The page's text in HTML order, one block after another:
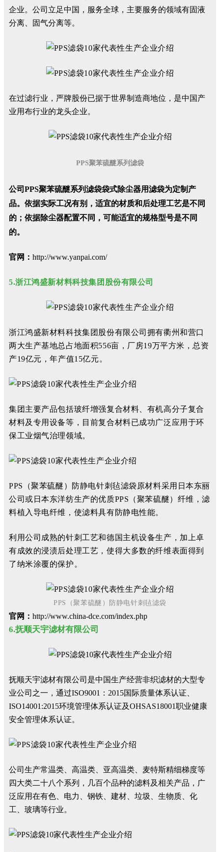
企业。公司立足中国，服务全球，主要服务的领域有固液
分离、固气分离等。
在过滤行业，严牌股份已据于世界制造商地位，是中国产
业用布行业的龙头企业。
PPS聚苯硫醚系列滤袋
公司PPS聚苯硫醚系列滤袋袋式除尘器用滤袋为定制产
品。依据实际工况有别，适宜的材质和后处理工艺是不同
的；依据除尘器配置不同，可能适宜的规格型号是不同
的。
官网： http://www.yanpai.com/
5.浙江鸿盛新材料科技集团股份有限公司
浙江鸿盛新材料科技集团股份有限公司拥有衢州和营口
两大生产基地总占地面积556亩，厂房19万平方米，总资
产19亿元，年产值15亿元。
集团主要产品包括玻纤增强复合材料、有机高分子复合
材料及专用设备等，目前复合材料已成功广泛应用于环
保工业烟气治理领域。
PPS（聚苯硫醚）防静电针刺毡滤袋原材料采用日本东丽
公司或日本东洋纺生产的优质PPS（聚苯硫醚）纤维，滤
料植入导电纤维 ，使滤料具有防静电性能。
利用公司成熟的针刺工艺和德国主机设备生产，加 上卓
有成效的浸渍后处理工艺，使得大多数的纤维表面得到
了纳米涂覆的保护。
PPS（聚苯硫醚）防静电针刺毡滤袋
官网： http://www.china-dce.com/index.php
6.抚顺天宇滤材有限公司
抚顺天宇滤材有限公司是中国生产经营非织滤材的大型专
业公司之一，通过ISO9001：2015国际质量体系认证、
ISO14001:2015环境管理体系认证及OHSAS18001职业健康
安全管理体系认证。
公司生产常温类、高温类、亚高温类、麦特斯精细梯度等
四大类二十八个系列，几百个品种的滤料及相关产品，广
泛应用在有色、电力、钢铁、建材、垃圾、生物质、化
工、玻璃等行业。